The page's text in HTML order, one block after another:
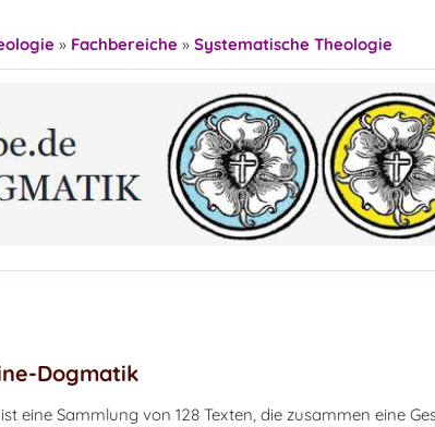
» Fachbereiche » Systematische Theologie
Dogmatik
eine Sammlung von 128 Texten, die zusammen eine